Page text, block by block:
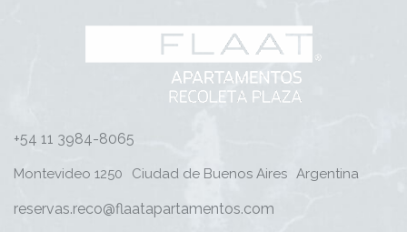
+54 11 3984-8065
Montevideo 1250 Ciudad de Buenos Aires Argentina
reservas.reco@flaatapartamentos.com